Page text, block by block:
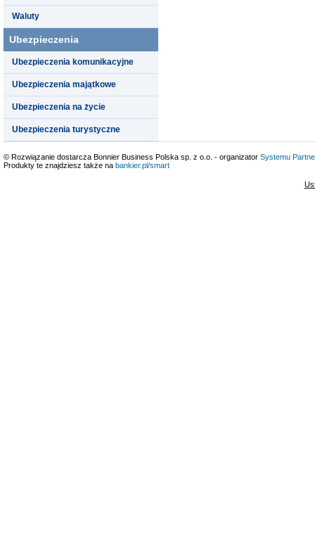
Waluty
Ubezpieczenia
Ubezpieczenia komunikacyjne
Ubezpieczenia majątkowe
Ubezpieczenia na życie
Ubezpieczenia turystyczne
© Rozwiązanie dostarcza Bonnier Business Polska sp. z o.o. - organizator Systemu
Produkty te znajdziesz także na bankier.pl/smart